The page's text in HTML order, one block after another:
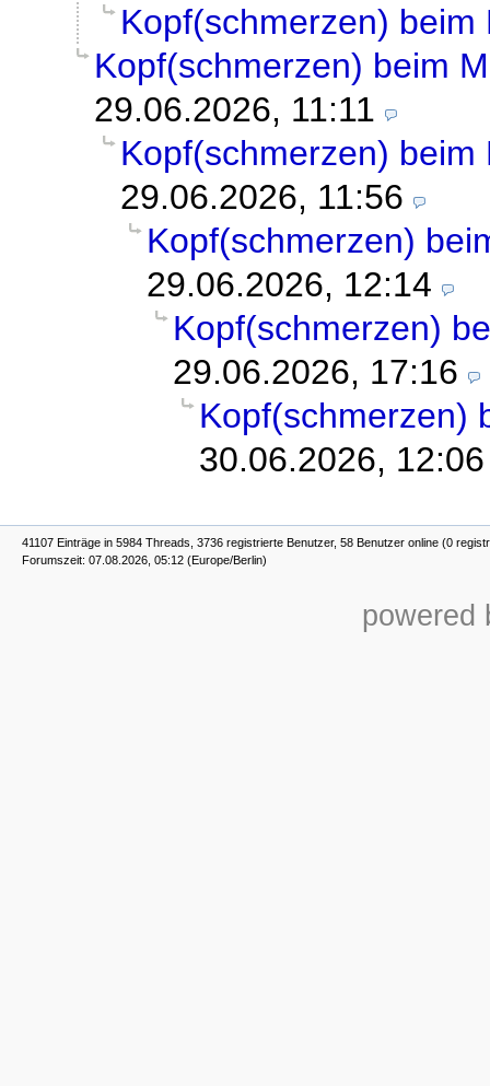
Kopf(schmerzen) beim
Kopf(schmerzen) beim
29.06.2026, 11:11
Kopf(schmerzen) beim
29.06.2026, 11:56
Kopf(schmerzen)
29.06.2026, 12:14
Kopf(schmerzen)
29.06.2026, 17:16
Kopf(schmerzen)
30.06.2026, 12:06
41107 Einträge in 5984 Threads, 3736 registrierte Benutzer, 58 Benutzer online (0
Forumszeit: 07.08.2026, 05:12 (Europe/Berlin)
powered